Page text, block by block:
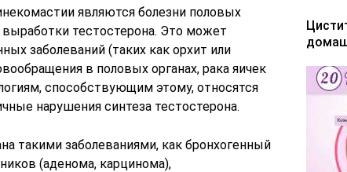
являются болезни половых
тестостерона. Это может
заболеваний (таких как орхит или
в половых органах, рака яичек
способствующим этому, относятся
нарушения синтеза тестостерона.
такими заболеваниями, как бронхогенный
(аденома, карцинома),